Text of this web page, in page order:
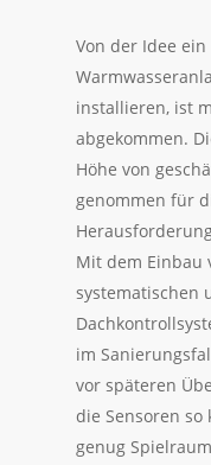
Von der Idee
installieren, ist
abgekommen.
Höhe von
genommen für
Mit dem Einbau
systematischen
im
vor späteren
die Sensoren
genug